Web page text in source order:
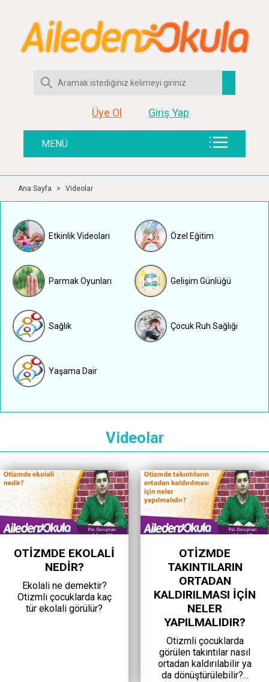
Üye Ol Giriş Yap
MENÜ
Ana Sayfa > Videolar
Etkinlik Videoları Özel Eğitim
Parmak Oyunları Gelişim Günlüğü
Sağlık Çocuk Ruh Sağlığı
Yaşama Dair
Videolar
OTIZMDE EKOLALI
NEDIR?
Ekolali ne demektir?
Otizmli çocuklarda kaç
tür ekolali görülür?
OTIZMDE
TAKINTILARIN
ORTADAN
KALDIRILMASI IÇIN
NELER
YAPILMALIDIR?
Otizmli çocuklarda
görülen takıntılar nasıl
ortadan kaldırılabilir ya
da dönüştürülebilir?...